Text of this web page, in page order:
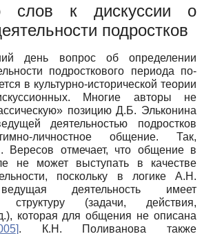
слов к дискуссии о
подростков
день вопрос об определении
подросткового периода по-
в культурно-исторической теории
Многие авторы не
позицию Д.Б. Эльконина
деятельностью подростков
личностное общение. Так,
Вересов отмечает, что общение в
не может выступать в качестве
поскольку в логике А.Н.
деятельность имеет
структуру (задачи, действия,
которая для общения не описана
]. К.Н. Поливанова также